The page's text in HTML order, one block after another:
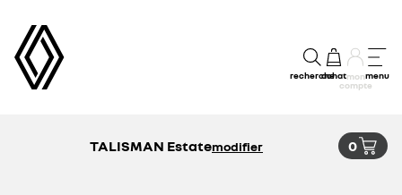
rechercheachatmon
compte
menu
TALISMAN Estatemodifier 0